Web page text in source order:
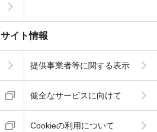
サイト情報
提供事業者等に関する表示
健全なサービスに向けて
Cookieの利用について